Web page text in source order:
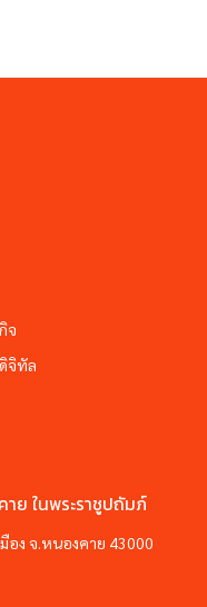
จ
จิทัล
ย ในพระราชูปถัมภ์
อง จ.หนองคาย 43000